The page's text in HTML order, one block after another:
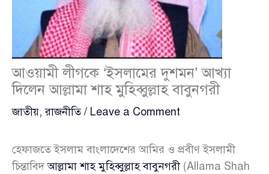
আওয়ামী লীগকে ‘ইসলামের দুশমন’ আখ্যা
দিলেন আল্লামা শাহ মুহিব্বুল্লাহ বাবুনগরী
জাতীয়,রাজনীতি/ Leave a Comment
হেফাজতে ইসলাম বাংলাদেশের আমির ও প্রবীণ ইসলামী
চিন্তাবিদআল্লামা শাহ মুহিব্বুল্লাহ বাবুনগরী(Allama Shah